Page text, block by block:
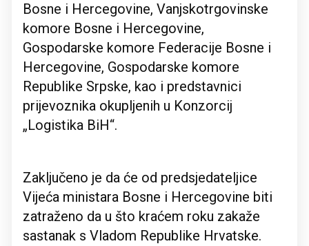
Bosne i Hercegovine, Vanjskotrgovinske
komore Bosne i Hercegovine,
Gospodarske komore Federacije Bosne i
Hercegovine, Gospodarske komore
Republike Srpske, kao i predstavnici
prijevoznika okupljenih u Konzorcij
„Logistika BiH“.
Zaključeno je da će od predsjedateljice
Vijeća ministara Bosne i Hercegovine biti
zatraženo da u što kraćem roku zakaže
sastanak s Vladom Republike Hrvatske.